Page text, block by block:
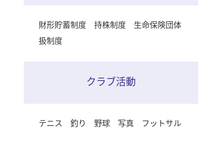
財形貯蓄制度 持株制度 生命保険団体
扱制度
クラブ活動
テニス 釣り 野球 写真 フットサル